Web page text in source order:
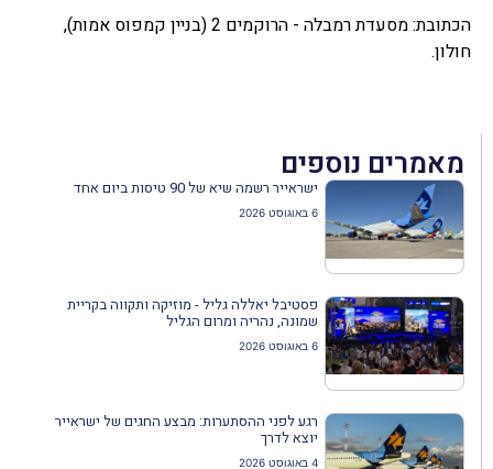
הכתובת: מסעדת רמבלה - הרוקמים 2 (בניין קמפוס אמות),
חולון.
מאמרים נוספים
ישראייר רשמה שיא של 90 טיסות ביום אחד
6 באוגוסט 2026
פסטיבל יאללה גליל - מוזיקה ותקווה בקריית
שמונה, נהריה ומרום הגליל
6 באוגוסט 2026
רגע לפני ההסתערות: מבצע החגים של ישראייר
יוצא לדרך
4 באוגוסט 2026